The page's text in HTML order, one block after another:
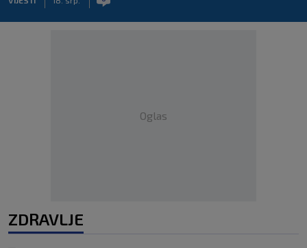
Oglas
ZDRAVLJE